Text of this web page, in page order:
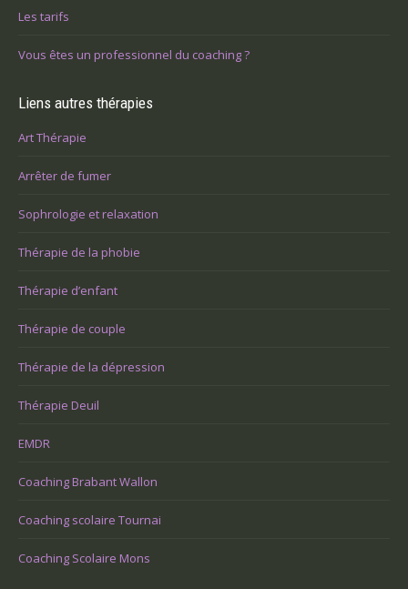
Les tarifs
Vous êtes un professionnel du coaching ?
Liens autres thérapies
Art Thérapie
Arrêter de fumer
Sophrologie et relaxation
Thérapie de la phobie
Thérapie d’enfant
Thérapie de couple
Thérapie de la dépression
Thérapie Deuil
EMDR
Coaching Brabant Wallon
Coaching scolaire Tournai
Coaching Scolaire Mons